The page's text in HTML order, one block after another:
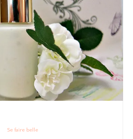
Se faire belle